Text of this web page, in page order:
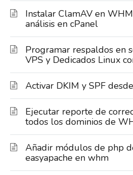
Instalar ClamAV en
análisis en cPanel
Programar respaldos en
VPS y Dedicados Linux
Activar DKIM y SPF
Ejecutar reporte de
todos los dominios de
Añadir módulos de php
easyapache en whm